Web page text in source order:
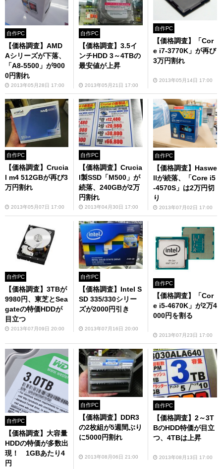
自作PC
【価格調査】AMD
Aシリーズが下落、
「A8-5500」が900
0円割れ
2013年05月28日 17:00
自作PC
【価格調査】3.5イ
ンチHDD 3～4TBの
最安値が上昇
2013年05月21日 17:00
自作PC
【価格調査】「Cor
e i7-3770K」が再び
3万円割れ
2013年05月14日 17:00
自作PC
【価格調査】Crucia
l m4 512GBが再び3
万円割れ
2013年05月07日 17:00
自作PC
【価格調査】Crucia
l製SSD「M500」が
続落、240GBが2万
円割れ
2013年04月30日 17:00
自作PC
【価格調査】Haswe
llが続落、「Core i5
-4570S」は2万円切
り
2013年07月02日 17:00
自作PC
【価格調査】3TBが
9980円、東芝とSea
gateの特価HDDが
目立つ
2013年07月09日 20:00
自作PC
【価格調査】Intel S
SD 335/330シリー
ズが2000円引き
2013年07月16日 20:00
自作PC
【価格調査】「Cor
e i5-4670K」が2万4
000円を割る
2013年07月23日 17:00
自作PC
【価格調査】大容量
HDDの特価が多数出
現！ 1GBあたり4
円
自作PC
【価格調査】DDR3
の2枚組が5週間ぶり
に5000円割れ
2013年08月06日 21:00
自作PC
【価格調査】2～3T
BのHDD特価が目立
つ、4TBは上昇
2013年08月13日 17:00